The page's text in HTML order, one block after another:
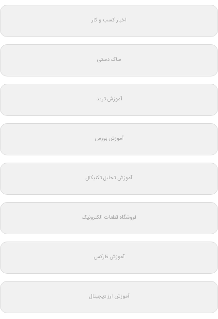
اخبار کسب و کار
ساک دستی
آموزش ترید
آموزش بورس
آموزش تحلیل تکنیکال
فروشگاه قطعات الکترونیک
آموزش فارکس
آموزش ارز دیجیتال